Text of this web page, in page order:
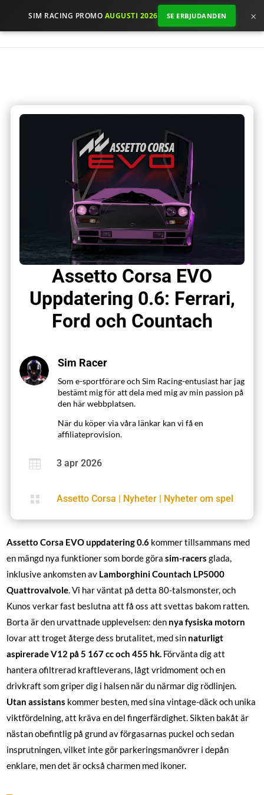
SIM RACING PROMO AUGUSTI 2026 SE ERBJUDANDEN ×
Assetto Corsa EVO
Uppdatering 0.6: Ferrari,
Ford och Countach
Sim Racer
Som e-sportförare och Sim Racing-entusiast har jag
bestämt mig för att dela med mig av min passion på
den här webbplatsen.
När du köper via våra länkar kan vi få en
affiliateprovision.
 3 apr 2026
 Assetto Corsa | Nyheter | Nyheter om spel
Assetto Corsa EVO uppdatering 0.6 kommer tillsammans med
en mängd nya funktioner som borde görasim-racers glada,
inklusive ankomsten av Lamborghini Countach LP5000
Quattrovalvole. Vi har väntat på detta 80-talsmonster, och
Kunos verkar fast beslutna att få oss att svettas bakom ratten.
Borta är den urvattnade upplevelsen: den nya fysiska motorn
lovar att troget återge dess brutalitet, med sin naturligt
aspirerade V12 på 5 167 cc och 455 hk. Förvänta dig att
hantera ofiltrerad kraftleverans, lågt vridmoment och en
drivkraft som griper dig i halsen när du närmar dig rödlinjen.
Utan assistans kommer besten, med sina vintage-däck och unika
viktfördelning, att kräva en del fingerfärdighet. Sikten bakåt är
nästan obefintlig på grund av förgasarnas puckel och sedan
insprutningen, vilket inte gör parkeringsmanövrer i depån
enklare, men det är också charmen med ikoner.